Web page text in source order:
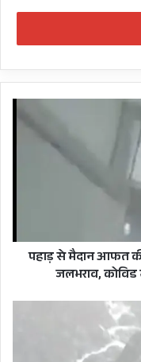
तस्वीरें विचलित कर
से
बेस
हॉस्पिटल
कोविड
पहाड़ से मैदान आफत की
जलभराव, कोविड